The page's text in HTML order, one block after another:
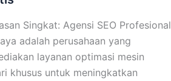
Singkat: Agensi SEO Profesional
adalah perusahaan yang
layanan optimasi mesin
khusus untuk meningkatkan